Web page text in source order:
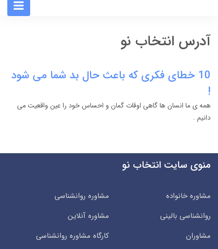
آدرس انتخاب نو
10 خطای فکری که باعث حال بد شما می شود
!
همه ی ما انسان ها گاهی اوقات گمان و احساس خود را عین واقعیت می
دانیم .
منوی سایت انتخاب نو
مشاوره خانواده
مشاوره روانشناسی
روانشناسی بالینی
مشاوره آنلاین
مشاوران
کارگاه مشاوره روانشناسی